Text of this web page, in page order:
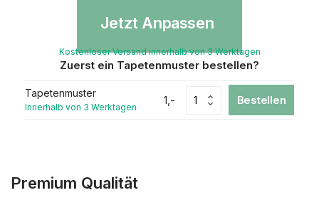
Jetzt Anpassen
Kostenloser Versand innerhalb von 3 Werktagen
Zuerst ein Tapetenmuster bestellen?
Tapetenmuster
Innerhalb von 3 Werktagen
1,- Bestellen
Premium Qualität